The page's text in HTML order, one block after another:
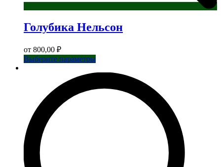
Голубика Нельсон
от 800,00 ₽
Выберите параметрыЭтот
вариаций.